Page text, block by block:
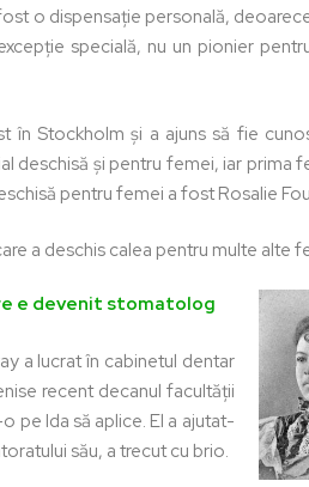
o dispensație personală,
specială, nu un pionier
în Stockholm și a ajuns să fie
deschisă și pentru femei, iar prima
pentru femei a fost Rosalie
a deschis calea pentru multe alte
e devenit stomatolog
a lucrat în cabinetul dentar
recent decanul facultății
pe Ida să aplice. El a ajutat-
său, a trecut cu brio.